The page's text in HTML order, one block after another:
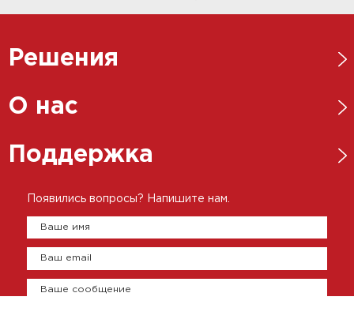
Решения
Нефтегазовая отрасль
Энергетика
О нас
Новости
История
Представительства
Оплата и доставка
Контакты
Поддержка
Каталоги
Брошюры
Сертификаты
Появились вопросы? Напишите нам.
Ваше имя
Ваш email
Ваше сообщение